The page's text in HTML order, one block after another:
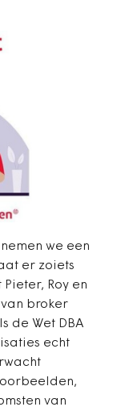
we een
er zoiets
Roy en
broker
de Wet DBA
echt
van